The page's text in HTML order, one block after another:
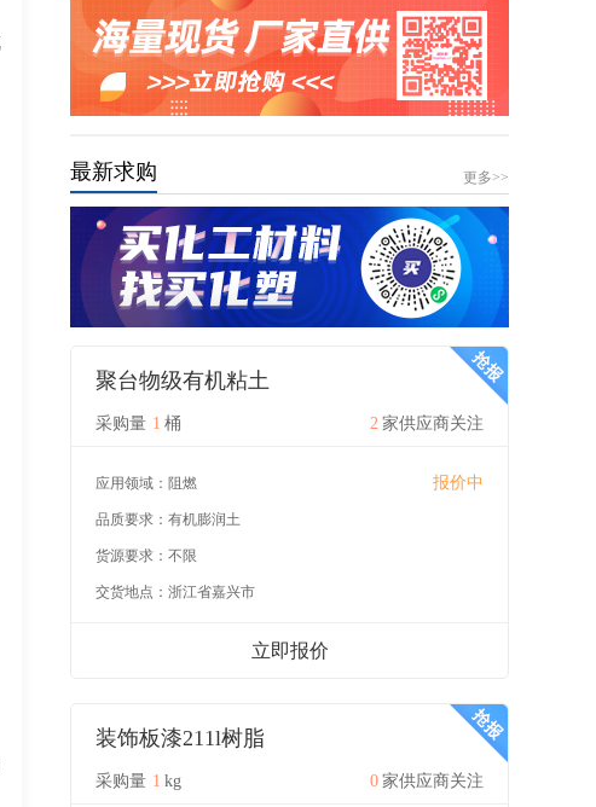
最新求购 更多>>
聚台物级有机粘土
采购量 1 桶 2 家供应商关注
应用领域： 阻燃 报价中
品质要求： 有机膨润土
货源要求： 不限
交货地点： 浙江省嘉兴市
立即报价
装饰板漆211l树脂
采购量 1 kg 0 家供应商关注